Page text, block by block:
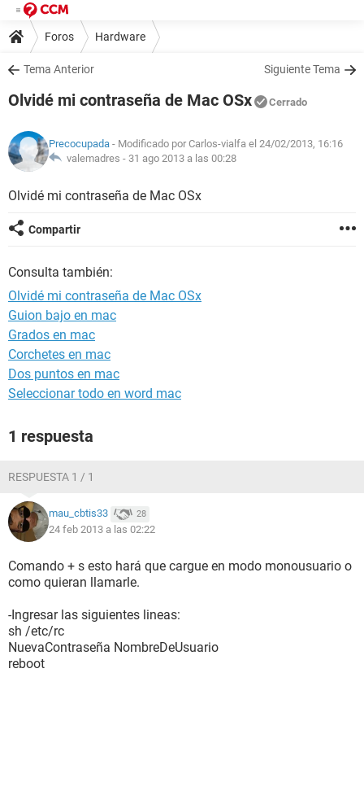
Foros Hardware
Tema Anterior Siguiente Tema
Olvidé mi contraseña de Mac OSx Cerrado
Precocupada - Modificado por Carlos-vialfa el 24/02/2013, 16:16
valemadres - 31 ago 2013 a las 00:28
Olvidé mi contraseña de Mac OSx
Compartir
Consulta también:
Olvidé mi contraseña de Mac OSx
Guion bajo en mac
Grados en mac
Corchetes en mac
Dos puntos en mac
Seleccionar todo en word mac
1 respuesta
RESPUESTA 1 / 1
mau_cbtis33 28
24 feb 2013 a las 02:22
Comando + s esto hará que cargue en modo monousuario o
como quieran llamarle.
-Ingresar las siguientes lineas:
sh /etc/rc
NuevaContraseña NombreDeUsuario
reboot